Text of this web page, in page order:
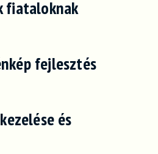
fiataloknak
fejlesztés
és